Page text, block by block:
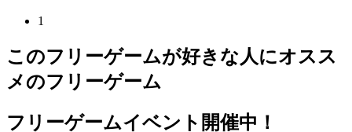
1
このフリーゲームが好きな人にオスス
メのフリーゲーム
フリーゲームイベント開催中！